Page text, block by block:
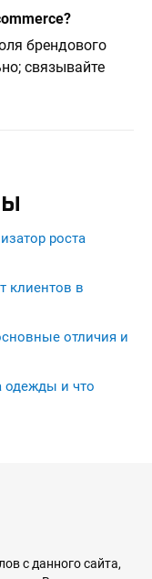
брендового
связывайте
роста
клиентов в
отличия и
одежды и что
с данного сайта,